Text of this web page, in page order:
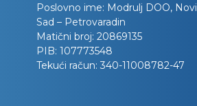
Poslovno ime: Modrulj DOO, Novi
Sad – Petrovaradin
Matični broj: 20869135
PIB: 107773548
Tekući račun: 340-11008782-47